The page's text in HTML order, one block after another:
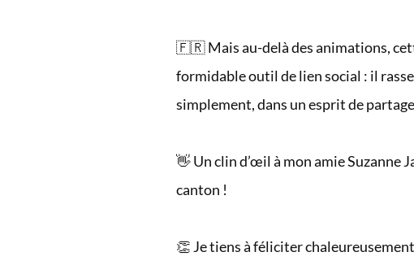
🇫🇷 Mais au-delà des animations,
formidable outil de lien social : il
simplement, dans un esprit de
👋 Un clin d’œil à mon amie Suzanne
canton !
👏 Je tiens à féliciter